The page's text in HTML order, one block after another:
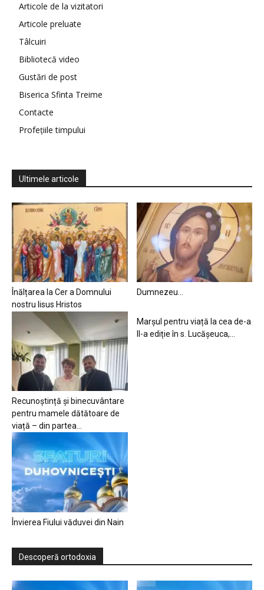
Articole de la vizitatori
Articole preluate
Tâlcuiri
Bibliotecă video
Gustări de post
Biserica Sfinta Treime
Contacte
Profețiile timpului
Ultimele articole
Înălțarea la Cer a Domnului
nostru Iisus Hristos
Dumnezeu…
Recunoștință și binecuvântare
pentru mamele dătătoare de
viață – din partea...
Marșul pentru viață la cea de-a
II-a ediție în s. Lucășeuca,...
Învierea Fiului văduvei din Nain
Descoperă ortodoxia